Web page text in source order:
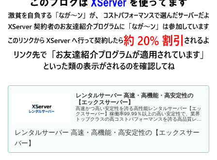
レンタルサーバー 高速・高機能・高安定性の
【エックスサーバー】
高速かつ高い安定性を誇る高性能レンタルサーバー【エッ
クスサーバー】稼働率99.99％以上の高い安定性で、業界
トップクラスの高コストパフォーマンスを誇る高品質レン
無料お試し10日間。
レンタルサーバー 高速・高機能・高安定性の【エックスサー
バー】